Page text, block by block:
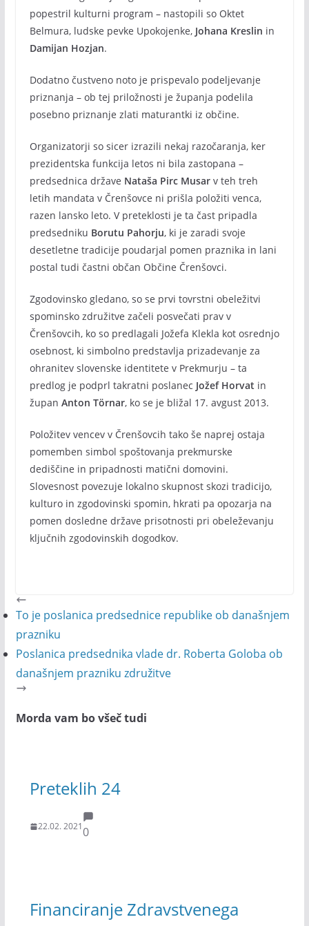
popestril kulturni program – nastopili so Oktet
Belmura, ludske pevke Upokojenke, Johana Kreslin in
Damijan Hozjan.
Dodatno čustveno noto je prispevalo podeljevanje
priznanja – ob tej priložnosti je županja podelila
posebno priznanje zlati maturantki iz občine.
Organizatorji so sicer izrazili nekaj razočaranja, ker
prezidentska funkcija letos ni bila zastopana –
predsednica države Nataša Pirc Musarv teh treh
letih mandata v Črenšovce ni prišla položiti venca,
razen lansko leto. V preteklosti je ta čast pripadla
predsedniku Borutu Pahorju, ki je zaradi svoje
desetletne tradicije poudarjal pomen praznika in lani
postal tudi častni občan Občine Črenšovci.
Zgodovinsko gledano, so se prvi tovrstni obeležitvi
spominsko združitve začeli posvečati prav v
Črenšovcih, ko so predlagali Jožefa Klekla kot osrednjo
osebnost, ki simbolno predstavlja prizadevanje za
ohranitev slovenske identitete v Prekmurju – ta
predlog je podprl takratni poslanec Jožef Horvat in
župan Anton Törnar, ko se je bližal 17. avgust 2013.
Položitev vencev v Črenšovcih tako še naprej ostaja
pomemben simbol spoštovanja prekmurske
dediščine in pripadnosti matični domovini.
Slovesnost povezuje lokalno skupnost skozi tradicijo,
kulturo in zgodovinski spomin, hkrati pa opozarja na
pomen dosledne države prisotnosti pri obeleževanju
ključnih zgodovinskih dogodkov.
To je poslanica predsednice republike ob današnjem
prazniku
Poslanica predsednika vlade dr. Roberta Goloba ob
današnjem prazniku združitve
Morda vam bo všeč tudi
Preteklih 24
22.02. 20210
Financiranje Zdravstvenega